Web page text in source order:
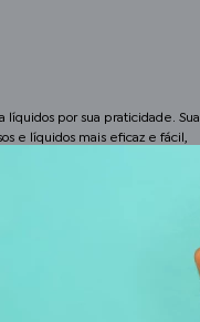
por sua praticidade. Sua
e líquidos mais eficaz e fácil,